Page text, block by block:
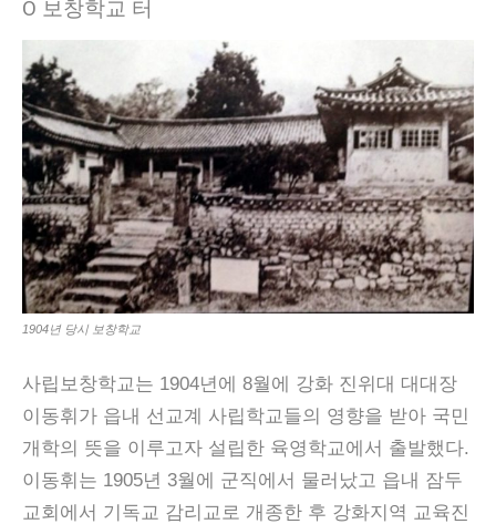
Ο 보창학교 터
1904년 당시 보창학교
사립보창학교는 1904년에 8월에 강화 진위대 대대장
이동휘가 읍내 선교계 사립학교들의 영향을 받아 국민
개학의 뜻을 이루고자 설립한 육영학교에서 출발했다.
이동휘는 1905년 3월에 군직에서 물러났고 읍내 잠두
교회에서 기독교 감리교로 개종한 후 강화지역 교육진